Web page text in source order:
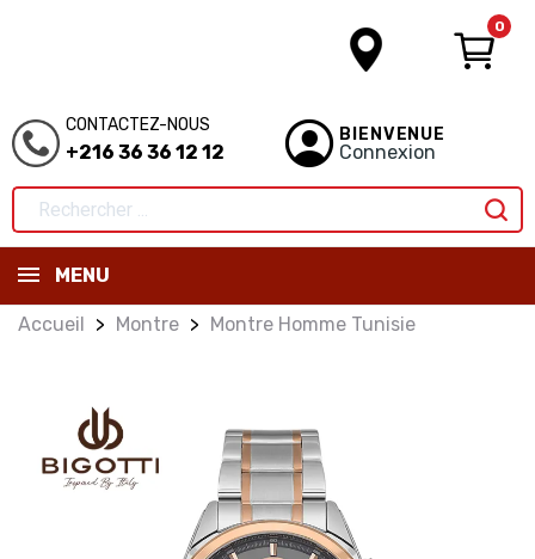
0
CONTACTEZ-NOUS
+216 36 36 12 12
BIENVENUE
Connexion
MENU
Accueil Montre Montre Homme Tunisie